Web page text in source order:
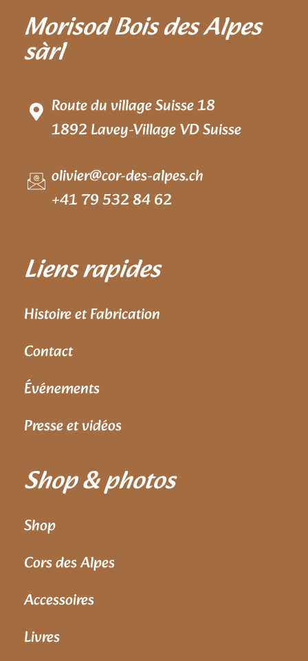
Morisod Bois des Alpes
sàrl
Route du village Suisse 18
1892 Lavey-Village VD Suisse
olivier@cor-des-alpes.ch
+41 79 532 84 62
Liens rapides
Histoire et Fabrication
Contact
Événements
Presse et vidéos
Shop & photos
Shop
Cors des Alpes
Accessoires
Livres